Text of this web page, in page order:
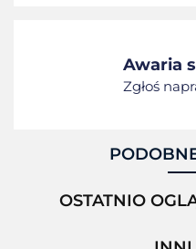
Awaria
Zgłoś
OSTATNIO